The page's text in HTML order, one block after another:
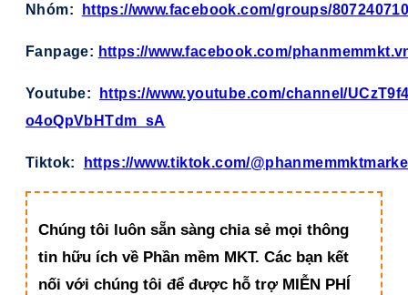
Nhóm: https://www.facebook.com/groups/
Fanpage: https://www.facebook.com/
Youtube:
https://www.youtube.com/channel/
o4oQpVbHTdm_sA
Tiktok: https://www.tiktok.com/
Chúng tôi luôn sẵn sàng chia sẻ mọi thông
tin hữu ích về Phần mềm MKT. Các bạn kết
nối với chúng tôi để được hỗ trợ MIỄN PHÍ